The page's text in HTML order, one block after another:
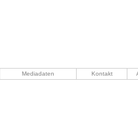
Mediadaten Kontakt